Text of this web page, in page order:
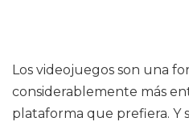
Los videojuegos son una
considerablemente más
plataforma que prefiera. Y